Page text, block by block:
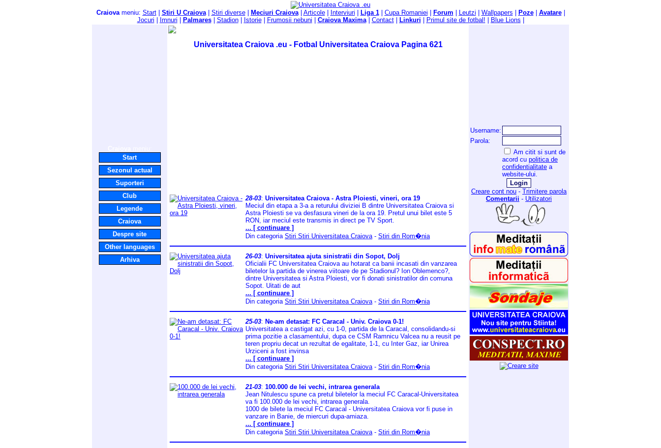
Craiovameniu: Start| Stiri U Craiova| Stiri diverse| Meciuri Craiova| Articole| Interviuri Liga 1| Cupa Romaniei Forum Leutzi Wallpapers Poze| Avatare|
Jocuri
Imnuri Palmares| Stadion| Istorie| Frumosii nebuni Craiova Maxima| Contact| Linkuri Primul site de fotbal! Blue Lions
Start
Sezonul actual
Suporteri
Club
Legende
Craiova
Despre site
Other languages
Arhiva
Universitatea Craiova .eu - Fotbal Universitatea Craiova Pagina 621
28-03: Universitatea Craiova - Astra Ploiesti, vineri, ora 19
Meciul din etapa a 3-a a returului diviziei B dintre Universitatea Craiova si
Astra Ploiesti se va desfasura vineri de la ora 19. Pretul unui bilet este 5
RON, iar meciul este transmis in direct pe TV Sport.
... [ continuare ]
Din categoria Stiri Stiri Universitatea Craiova- Stiri din Rom�nia
26-03: Universitatea ajuta sinistratii din Sopot, Dolj
Oficialii FC Universitatea Craiova au hotarat ca banii incasati din vanzarea
biletelor la partida de vinerea viitoare de pe Stadionul? Ion Oblemenco?,
dintre Universitatea si Astra Ploiesti, vor fi donati sinistratilor din comuna
Sopot. Uitati de aut
... [ continuare ]
Din categoria Stiri Stiri Universitatea Craiova- Stiri din Rom�nia
25-03: Ne-am detasat: FC Caracal - Univ. Craiova 0-1!
Universitatea a castigat azi, cu 1-0, partida de la Caracal, consolidandu-si
prima pozitie a clasamentului, dupa ce CSM Ramnicu Valcea nu a reusit pe
teren propriu decat un rezultat de egalitate, 1-1, cu Inter Gaz, iar Unirea
Urziceni a fost invinsa
... [ continuare ]
Din categoria Stiri Stiri Universitatea Craiova- Stiri din Rom�nia
21-03: 100.000 de lei vechi, intrarea generala
Jean Nitulescu spune ca pretul biletelor la meciul FC Caracal-Universitatea
va fi 100.000 de lei vechi, intrarea generala.
1000 de bilete la meciul FC Caracal - Universitatea Craiova vor fi puse in
vanzare in Banie, de miercuri dupa-amiaza.
... [ continuare ]
Din categoria Stiri Stiri Universitatea Craiova- Stiri din Rom�nia
Username:
Parola:
Am citit si sunt de
acord cu politica de
confidentialitate a
website-ului.
Creare cont nou - Trimitere parola
Comentarii - Utilizatori